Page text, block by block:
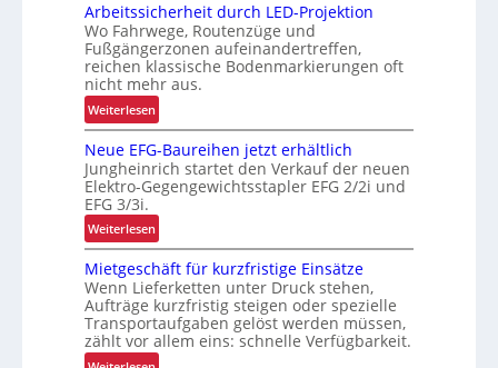
i
f
i
s
c
h
P
r
a
x
i
s
e
s
t
Arbeitssicherheit durch LED-Projektion
Wo Fahrwege, Routenzüge und
Fußgängerzonen aufeinandertreffen,
reichen klassische Bodenmarkierungen oft
nicht mehr aus.
Weiterlesen:
A
r
b
e
i
t
s
s
i
c
h
Neue EFG-Baureihen jetzt erhältlich
Jungheinrich startet den Verkauf der neuen
Elektro-Gegengewichtsstapler EFG 2/2i und
EFG 3/3i.
Weiterlesen:
N
e
u
e
E
F
Mietgeschäft für kurzfristige Einsätze
Wenn Lieferketten unter Druck stehen,
Aufträge kurzfristig steigen oder spezielle
Transportaufgaben gelöst werden müssen,
zählt vor allem eins: schnelle Verfügbarkeit.